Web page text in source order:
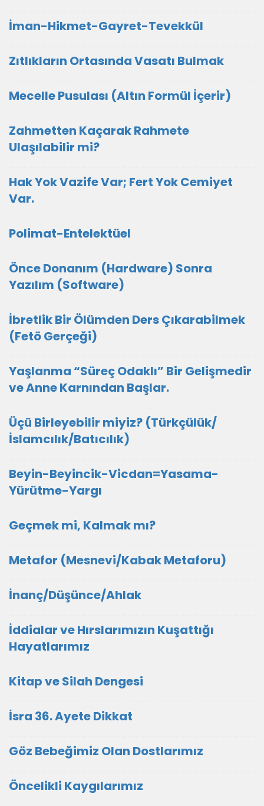
İman-Hikmet-Gayret-Tevekkül
Zıtlıkların Ortasında Vasatı Bulmak
Mecelle Pusulası (Altın Formül İçerir)
Zahmetten Kaçarak Rahmete
Ulaşılabilir mi?
Hak Yok Vazife Var; Fert Yok Cemiyet
Var.
Polimat-Entelektüel
Önce Donanım (Hardware) Sonra
Yazılım (Software)
İbretlik Bir Ölümden Ders Çıkarabilmek
(Fetö Gerçeği)
Yaşlanma “Süreç Odaklı” Bir Gelişmedir
ve Anne Karnından Başlar.
Üçü Birleyebilir miyiz? (Türkçülük/
İslamcılık/Batıcılık)
Beyin-Beyincik-Vicdan=Yasama-
Yürütme-Yargı
Geçmek mi, Kalmak mı?
Metafor (Mesnevi/Kabak Metaforu)
İnanç/Düşünce/Ahlak
İddialar ve Hırslarımızın Kuşattığı
Hayatlarımız
Kitap ve Silah Dengesi
İsra 36. Ayete Dikkat
Göz Bebeğimiz Olan Dostlarımız
Öncelikli Kaygılarımız